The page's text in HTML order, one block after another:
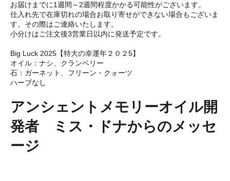
お届けまでに1週間～2週間程度かかる可能性がございます。
仕入れ先で在庫切れの場合お取り寄せができない場合もございま
す。その際はご連絡いたします。
小分けはご注文後3営業日以内に発送予定です。
Big Luck 2025【特大の幸運年２０２5】
オイル：ナシ、クランベリー
石：ガーネット、フリーン・クォーツ
ハーブなし
アンシェントメモリーオイル開
発者 ミス・ドナからのメッセ
ージ